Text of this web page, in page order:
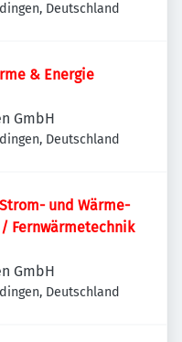
Deutschland
& Energie
GmbH
Deutschland
und Wärme-
Fernwärmetechnik
GmbH
Deutschland